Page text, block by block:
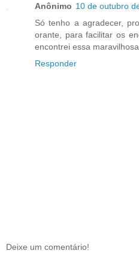
Anônimo 10 de outubro
Só tenho a agradecer,
orante, para facilitar os
encontrei essa
Responder
Deixe um comentário!